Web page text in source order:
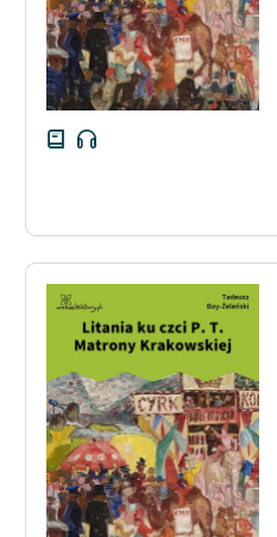
Zasady wykorzystania
Wolnych Lektur
Logotypy
Materiały promocyjne
Dane fundacji i
sprawozdania finansowe
Regulamin darowizn
Informacja o treściach
wrażliwych
Deklaracja dostępności